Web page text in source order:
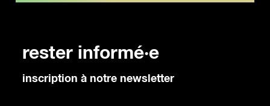
rester informé·e
inscription à notre newsletter